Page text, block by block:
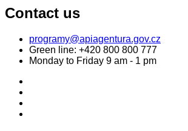
Contact us
programy@apiagentura.gov.cz
Green line: +420 800 800 777
Monday to Friday 9 am - 1 pm